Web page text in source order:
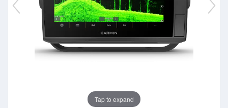
Tap to expand